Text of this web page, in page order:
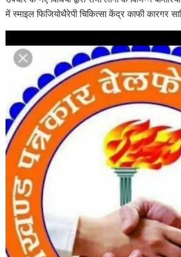
में स्माइल फिजियोथैरेपी चिकित्सा केंद्र काफी कारगर